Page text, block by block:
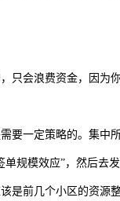
只会浪费资金，因为
要一定策略的。集中
单规模效应”，然后去
是前几个小区的资源